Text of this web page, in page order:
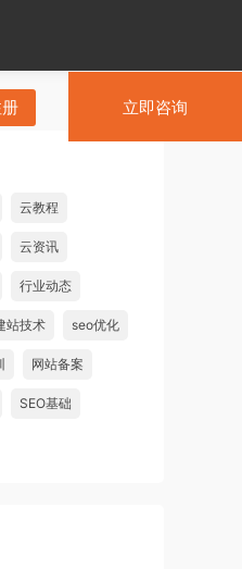
立即咨询
云教程
云资讯
行业动态
站技术 seo优化
网站备案
SEO基础